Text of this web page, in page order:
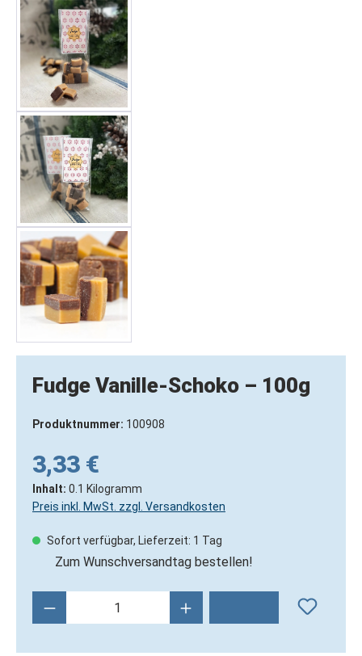
Fudge Vanille-Schoko – 100g
Produktnummer: 100908
3,33 €
Inhalt: 0.1 Kilogramm
Preis inkl. MwSt. zzgl. Versandkosten
Sofort verfügbar, Lieferzeit: 1 Tag
Zum Wunschversandtag bestellen!
Produkt Anzahl: Gib den gewünschten